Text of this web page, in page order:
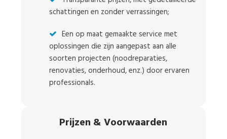
schattingen en zonder verrassingen;
Een op maat gemaakte service met
oplossingen die zijn aangepast aan alle
soorten projecten (noodreparaties,
renovaties, onderhoud, enz.) door ervaren
professionals.
Prijzen & Voorwaarden